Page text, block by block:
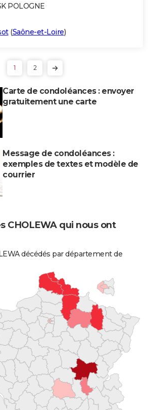
POLOGNE
(Saône-et-Loire)
1 2
Carte de condoléances : envoyer
gratuitement une carte
Message de condoléances :
exemples de textes et modèle de
courrier
CHOLEWA qui nous ont
décédés par département de